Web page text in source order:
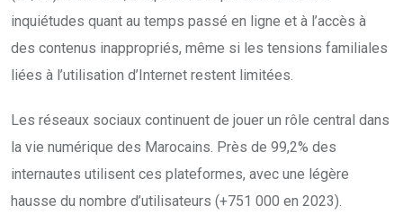
inquiétudes quant au temps passé en ligne et à l’accès à
des contenus inappropriés, même si les tensions familiales
liées à l’utilisation d’Internet restent limitées.
Les réseaux sociaux continuent de jouer un rôle central dans
la vie numérique des Marocains. Près de 99,2% des
internautes utilisent ces plateformes, avec une légère
hausse du nombre d’utilisateurs (+751 000 en 2023).